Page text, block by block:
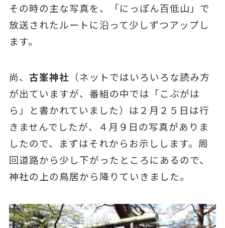
その時の主な写真を、「にっぽん百低山」で
放送されたルートに沿って少しずつアップし
ます。
尚、 古峯神社 （ネットではいろいろな読み方
が出ていますが、番組の中では「こぶがは
ら」と書かれていました）は２月２５日は行
きませんでしたが、４月９日の写真がありま
したので、まずはそれからお示しします。周
回道路から少し下がったところにあるので、
神社の上の鳥居から降りていきました。